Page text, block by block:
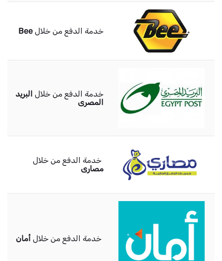
خدمة الدفع من خلال Bee
خدمة الدفع من خلال البريد
المصرى
خدمة الدفع من خلال
مصارى
خدمة الدفع من خلال أمان